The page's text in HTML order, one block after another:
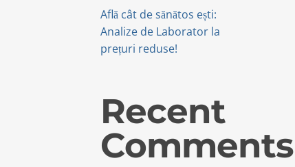
Află cât de sănătos ești:
Analize de Laborator la
prețuri reduse!
Recent
Comments